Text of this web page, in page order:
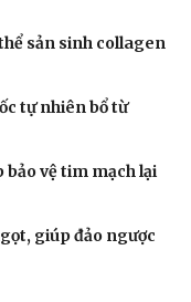
thời sự
cho bé
sản sinh collagen
tự nhiên bổ từ
vệ tim mạch lại
giúp đảo ngược